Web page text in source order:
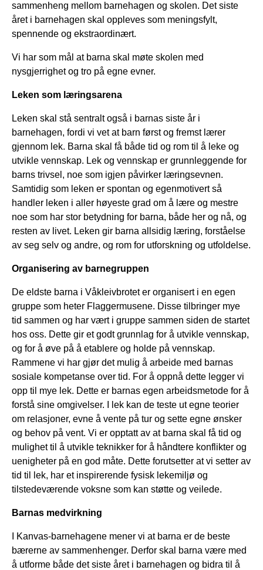
sammenheng mellom barnehagen og skolen. Det siste
året i barnehagen skal oppleves som meningsfylt,
spennende og ekstraordinært.
Vi har som mål at barna skal møte skolen med
nysgjerrighet og tro på egne evner.
Leken som læringsarena
Leken skal stå sentralt også i barnas siste år i
barnehagen, fordi vi vet at barn først og fremst lærer
gjennom lek. Barna skal få både tid og rom til å leke og
utvikle vennskap. Lek og vennskap er grunnleggende for
barns trivsel, noe som igjen påvirker læringsevnen.
Samtidig som leken er spontan og egenmotivert så
handler leken i aller høyeste grad om å lære og mestre
noe som har stor betydning for barna, både her og nå, og
resten av livet. Leken gir barna allsidig læring, forståelse
av seg selv og andre, og rom for utforskning og utfoldelse.
Organisering av barnegruppen
De eldste barna i Våkleivbrotet er organisert i en egen
gruppe som heter Flaggermusene. Disse tilbringer mye
tid sammen og har vært i gruppe sammen siden de startet
hos oss. Dette gir et godt grunnlag for å utvikle vennskap,
og for å øve på å etablere og holde på vennskap.
Rammene vi har gjør det mulig å arbeide med barnas
sosiale kompetanse over tid. For å oppnå dette legger vi
opp til mye lek. Dette er barnas egen arbeidsmetode for å
forstå sine omgivelser. I lek kan de teste ut egne teorier
om relasjoner, evne å vente på tur og sette egne ønsker
og behov på vent. Vi er opptatt av at barna skal få tid og
mulighet til å utvikle teknikker for å håndtere konflikter og
uenigheter på en god måte. Dette forutsetter at vi setter av
tid til lek, har et inspirerende fysisk lekemiljø og
tilstedeværende voksne som kan støtte og veilede.
Barnas medvirkning
I Kanvas-barnehagene mener vi at barna er de beste
bærerne av sammenhenger. Derfor skal barna være med
å utforme både det siste året i barnehagen og bidra til å